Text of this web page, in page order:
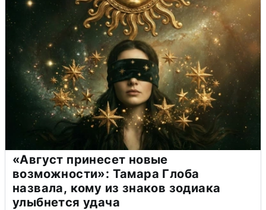
«Август принесет новые
возможности»: Тамара Глоба
назвала, кому из знаков зодиака
улыбнется удача